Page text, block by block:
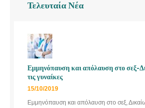
Τελευταία Νέα
Εμμηνόπαυση και απόλαυση στο σεξ-
τις γυναίκες
15/10/2019
Εμμηνόπαυση και απόλαυση στο σεξ,